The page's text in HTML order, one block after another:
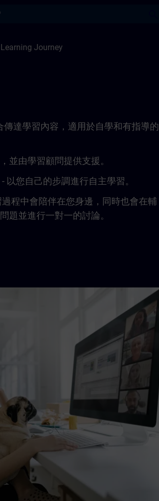
Journey
達學習內容，適用於自學和有指導的
並由學習顧問提供支援。
您自己的步調進行自主學習。
程中會陪伴在您身邊，同時也會在輔
題並進行一對一的討論。